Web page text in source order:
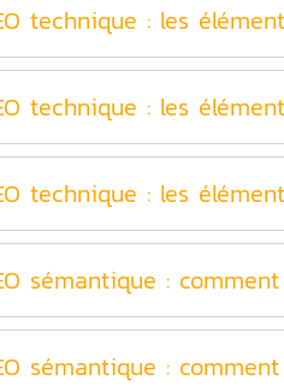
technique : les
technique : les
technique : les
sémantique :
sémantique :